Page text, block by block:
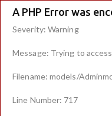
A PHP Error was
Severity: Warning
Message: Trying to
Filename: models/
Line Number: 717